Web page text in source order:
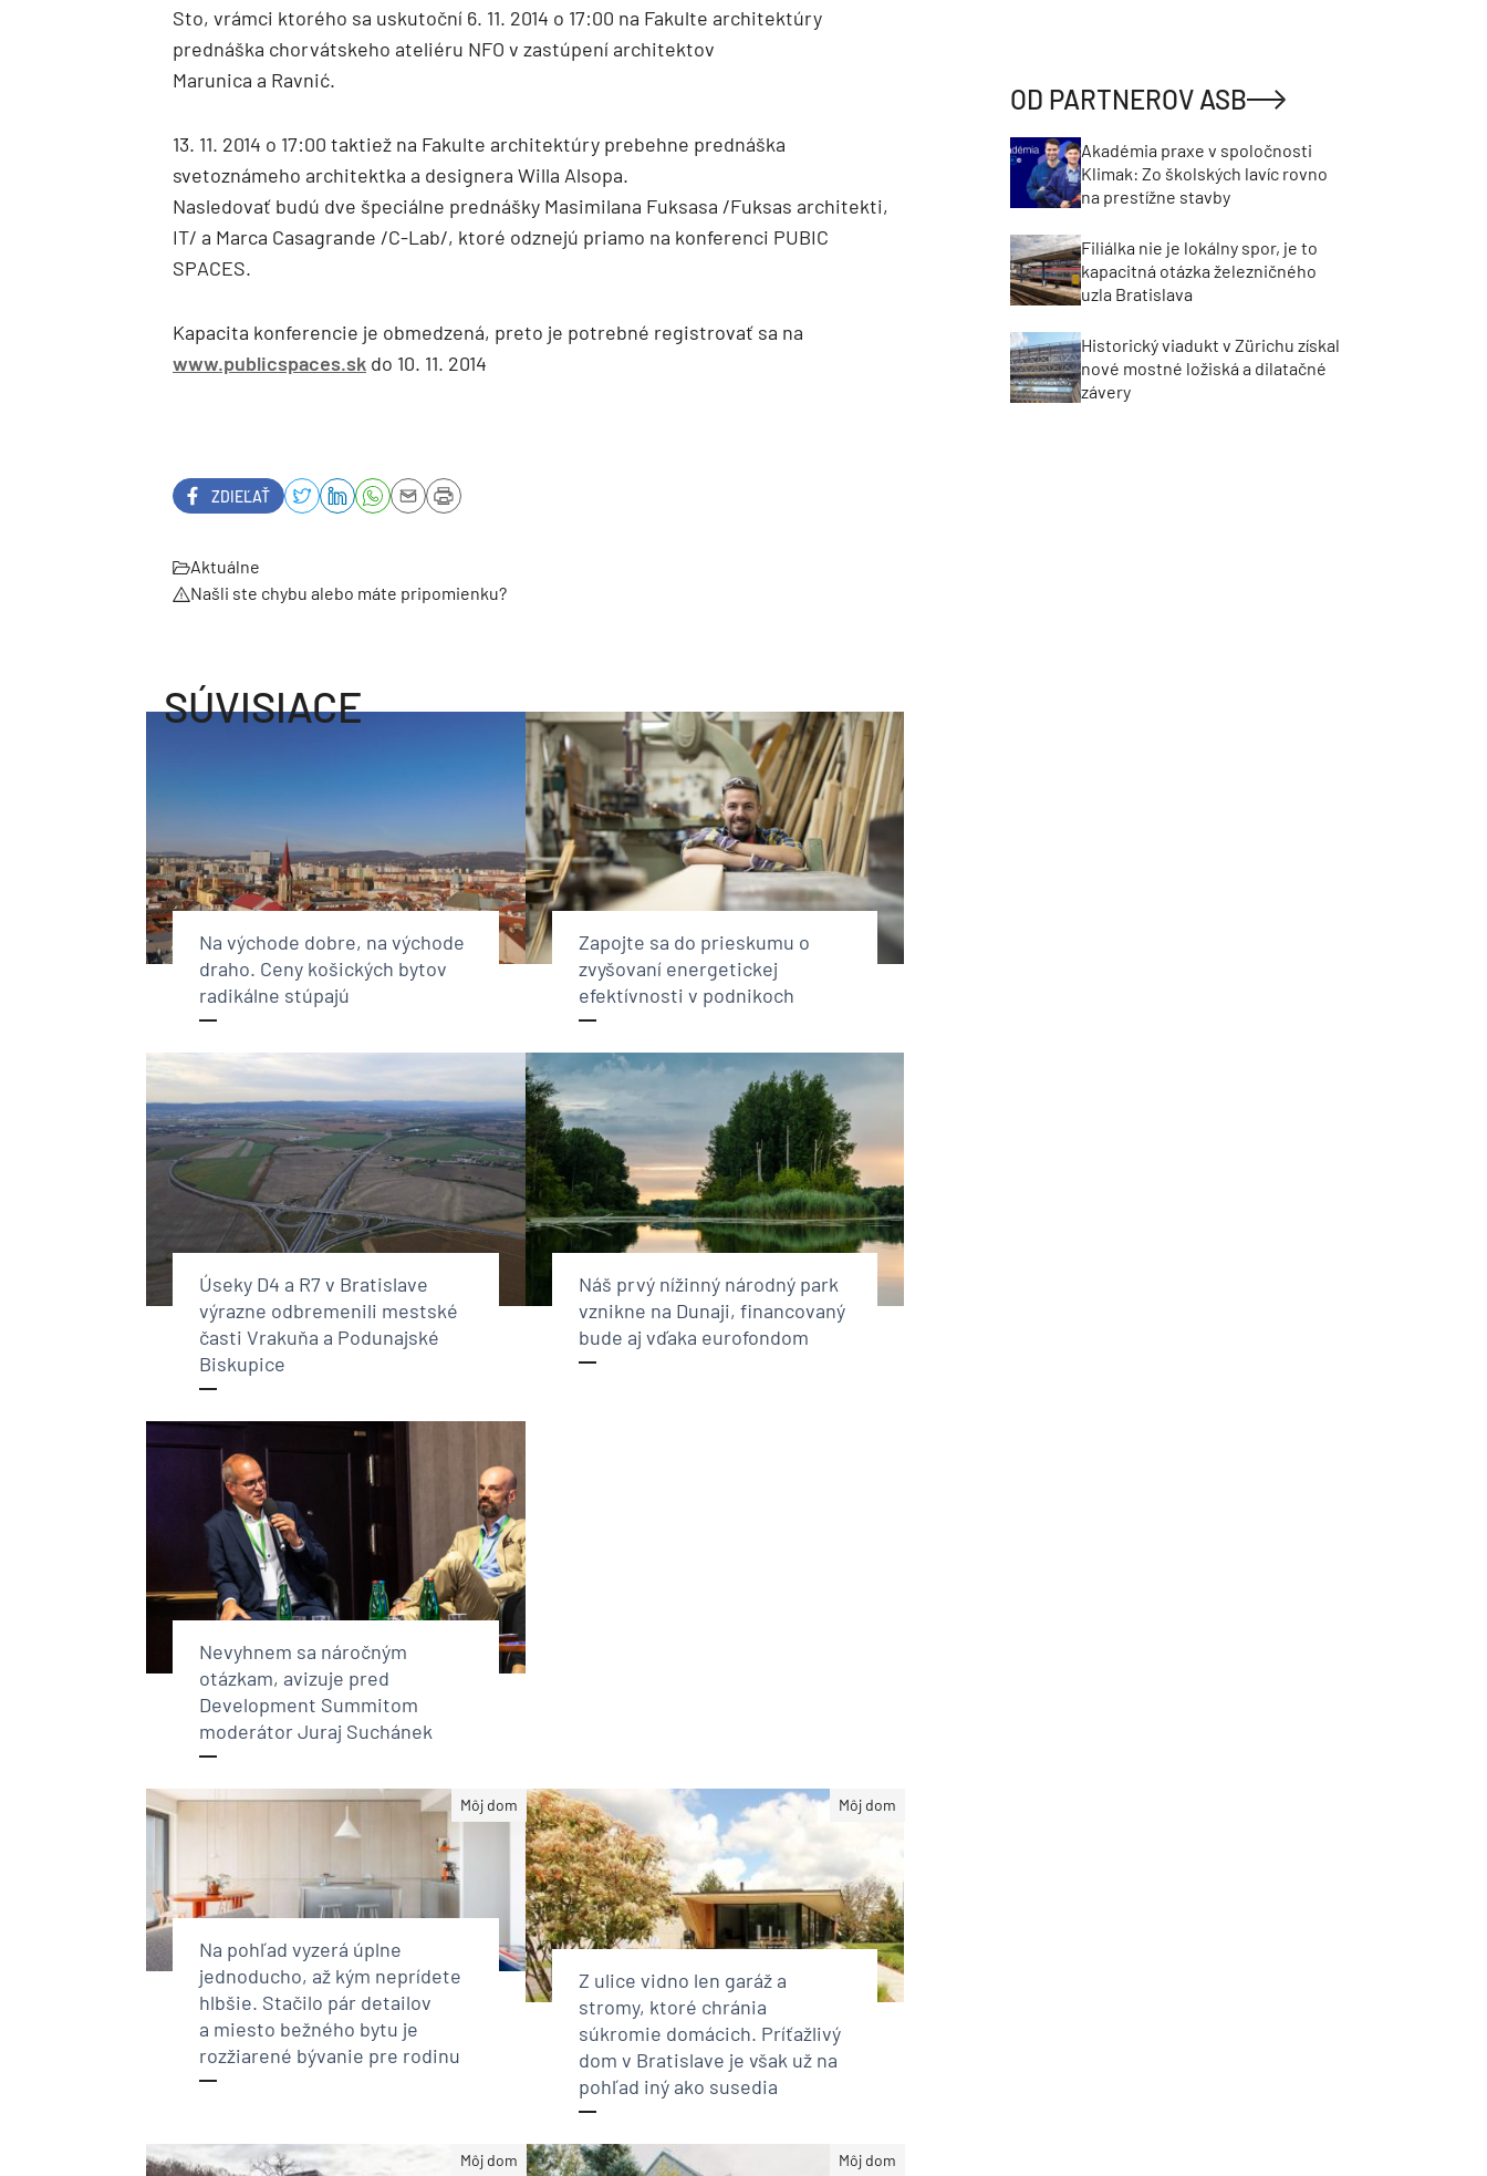
Sto, vrámci ktorého sa uskutoční 6. 11. 2014 o 17:00 na Fakulte architektúry
prednáška chorvátskeho ateliéru NFO v zastúpení architektov
Marunica a Ravnić.
13. 11. 2014 o 17:00 taktiež na Fakulte architektúry prebehne prednáška
svetoznámeho architektka a designera Willa Alsopa.
Nasledovať budú dve špeciálne prednášky Masimilana Fuksasa /Fuksas architekti,
IT/ a Marca Casagrande /C-Lab/, ktoré odznejú priamo na konferenci PUBIC
SPACES.
Kapacita konferencie je obmedzená, preto je potrebné registrovať sa na
www.publicspaces.sk do 10. 11. 2014
ZDIEĽAŤ
Aktuálne
Našli ste chybu alebo máte pripomienku?
SÚVISIACE
Na východe dobre, na východe
draho. Ceny košických bytov
radikálne stúpajú
Zapojte sa do prieskumu o
zvyšovaní energetickej
efektívnosti v podnikoch
Úseky D4 a R7 v Bratislave
výrazne odbremenili mestské
časti Vrakuňa a Podunajské
Biskupice
Náš prvý nížinný národný park
vznikne na Dunaji, financovaný
bude aj vďaka eurofondom
Nevyhnem sa náročným
otázkam, avizuje pred
Development Summitom
moderátor Juraj Suchánek
Môj dom
Na pohľad vyzerá úplne
jednoducho, až kým neprídete
hlbšie. Stačilo pár detailov
a miesto bežného bytu je
rozžiarené bývanie pre rodinu
Môj dom
Z ulice vidno len garáž a
stromy, ktoré chránia
súkromie domácich. Príťažlivý
dom v Bratislave je však už na
pohľad iný ako susedia
Môj dom Môj dom
OD PARTNEROV ASB
Akadémia praxe v spoločnosti
Klimak: Zo školských lavíc rovno
na prestížne stavby
Filiálka nie je lokálny spor, je to
kapacitná otázka železničného
uzla Bratislava
Historický viadukt v Zürichu získal
nové mostné ložiská a dilatačné
závery